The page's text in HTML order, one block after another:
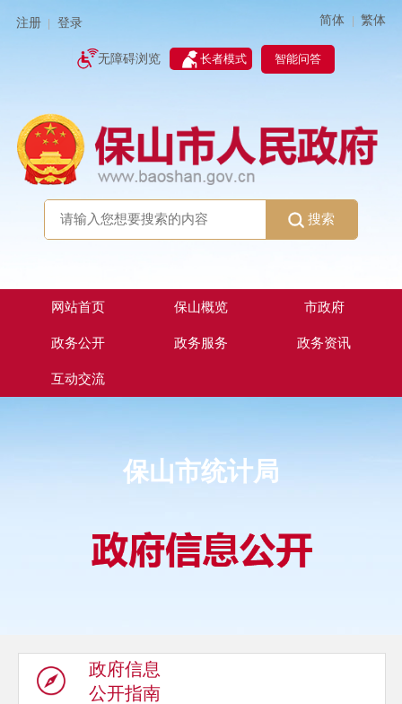
注册 登录 简体 | 繁体
无障碍浏览 长者模式 智能问答
搜索
网站首页 保山概览 市政府
政务公开 政务服务 政务资讯
互动交流
保山市统计局
政府信息
公开指南